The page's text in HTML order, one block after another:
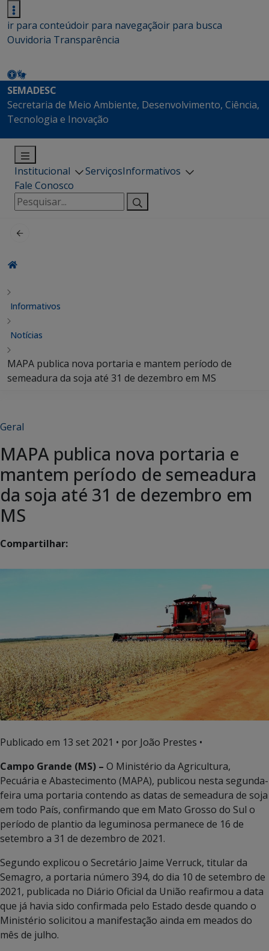
ir para conteúdoir para navegaçãoir para busca
Ouvidoria Transparência
SEMADESC
Secretaria de Meio Ambiente, Desenvolvimento, Ciência,
Tecnologia e Inovação
Institucional ServiçosInformativos
Fale Conosco
Pesquisar
por:
Informativos
Notícias
MAPA publica nova portaria e mantem período de
semeadura da soja até 31 de dezembro em MS
Geral
MAPA publica nova portaria e
mantem período de semeadura
da soja até 31 de dezembro em
MS
Compartilhar:
Publicado em 13 set 2021 • por João Prestes •
Campo Grande (MS) – O Ministério da Agricultura,
Pecuária e Abastecimento (MAPA), publicou nesta segunda-
feira uma portaria contendo as datas de semeadura de soja
em todo País, confirmando que em Mato Grosso do Sul o
período de plantio da leguminosa permanece de 16 de
setembro a 31 de dezembro de 2021.
Segundo explicou o Secretário Jaime Verruck, titular da
Semagro, a portaria número 394, do dia 10 de setembro de
2021, publicada no Diário Oficial da União reafirmou a data
que já havia sido confirmada pelo Estado desde quando o
Ministério solicitou a manifestação ainda em meados do
mês de julho.